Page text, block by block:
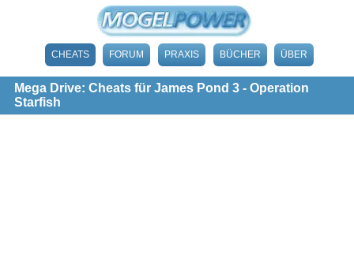
CHEATS FORUM PRAXIS BÜCHER ÜBER
Mega Drive: Cheats für James Pond 3 - Operation
Starfish